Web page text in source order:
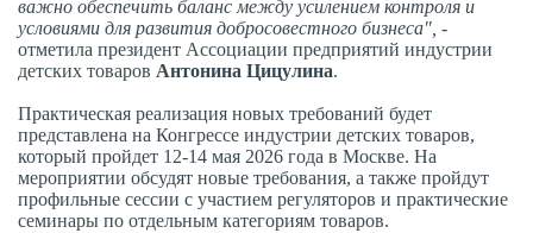
важно обеспечить баланс между усилением контроля и
условиями для развития добросовестного бизнеса", -
отметила президент Ассоциации предприятий индустрии
детских товаров Антонина Цицулина.
Практическая реализация новых требований будет
представлена на Конгрессе индустрии детских товаров,
который пройдет 12-14 мая 2026 года в Москве. На
мероприятии обсудят новые требования, а также пройдут
профильные сессии с участием регуляторов и практические
семинары по отдельным категориям товаров.